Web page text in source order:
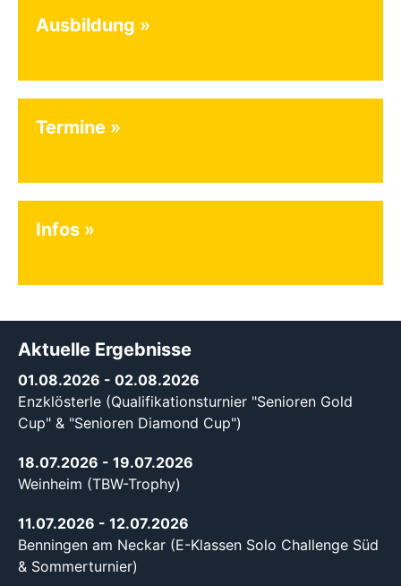
Ausbildung
Termine
Infos
Aktuelle Ergebnisse
01.08.2026 - 02.08.2026
Enzklösterle (Qualifikationsturnier "Senioren Gold
Cup" & "Senioren Diamond Cup")
18.07.2026 - 19.07.2026
Weinheim (TBW-Trophy)
11.07.2026 - 12.07.2026
Benningen am Neckar (E-Klassen Solo Challenge Süd
& Sommerturnier)